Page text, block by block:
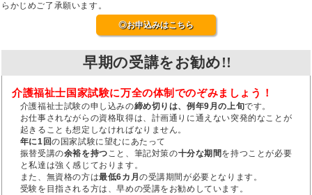
らかじめご了承願います。
◎お申込みはこちら
早期の受講をお勧め!!
介護福祉士国家試験に万全の体制でのぞみましょう！
介護福祉士試験の申し込みの締め切りは、例年9月の上旬です。
お仕事されながらの資格取得は、計画通りに通えない突発的なことが
起きることも想定しなければなりません。
年に1回の国家試験に望むにあたって
振替受講の余裕を持つこと、筆記対策の十分な期間を持つことが必要
と私達は強く感じております。
また、無資格の方は最低6カ月の受講期間が必要となります。
受験を目指される方は、早めの受講をお勧めしています。